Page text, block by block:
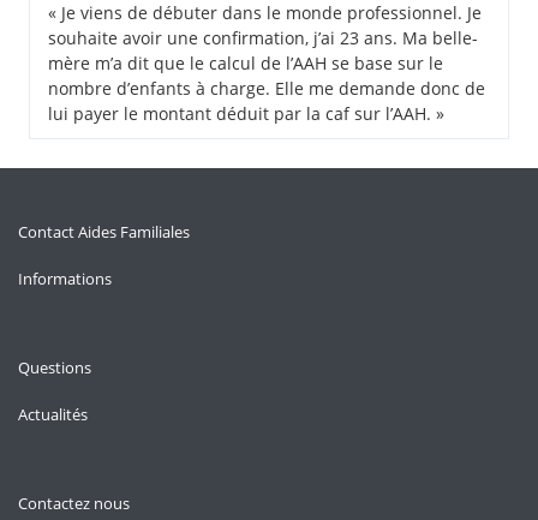
« Je viens de débuter dans le monde professionnel. Je
souhaite avoir une confirmation, j’ai 23 ans. Ma belle-
mère m’a dit que le calcul de l’AAH se base sur le
nombre d’enfants à charge. Elle me demande donc de
lui payer le montant déduit par la caf sur l’AAH. »
Contact Aides Familiales
Informations
Questions
Actualités
Contactez nous